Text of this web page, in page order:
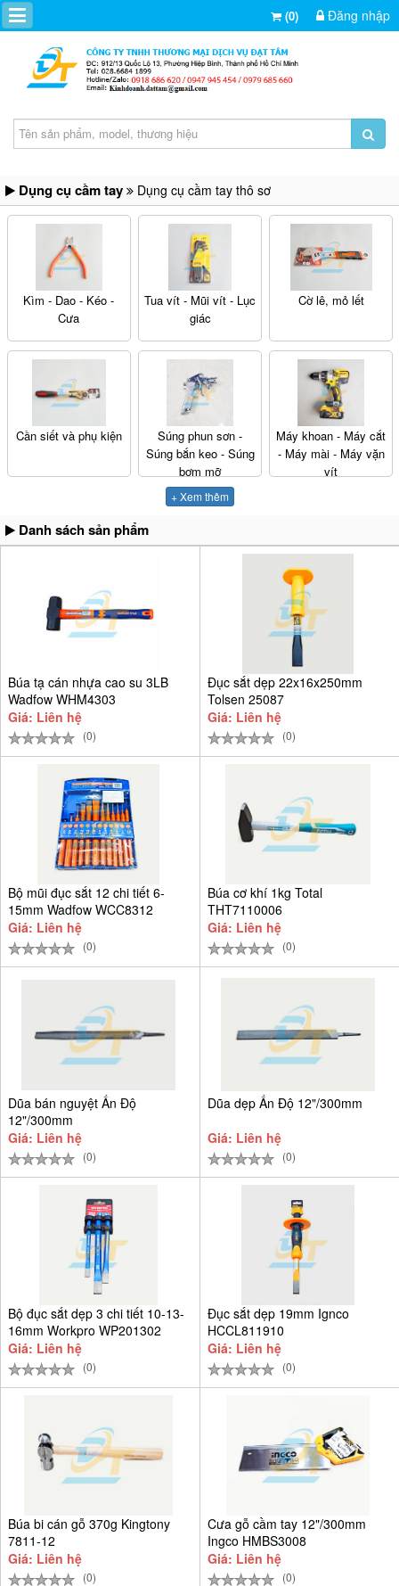
(0) Đăng nhập
Dụng cụ cầm tay Dụng cụ cầm tay thô sơ
Kìm - Dao - Kéo -
Cưa
Tua vít - Mũi vít - Lục
giác
Cờ lê, mỏ lết
Cần siết và phụ kiện
Súng phun sơn -
Súng bắn keo - Súng
bơm mỡ
Máy khoan - Máy cắt
- Máy mài - Máy vặn
vít
+ Xem thêm
Danh sách sản phẩm
Búa tạ cán nhựa cao su 3LB
Wadfow WHM4303
Giá: Liên hệ
(0)
Đục sắt dẹp 22x16x250mm
Tolsen 25087
Giá: Liên hệ
(0)
Bộ mũi đục sắt 12 chi tiết 6-
15mm Wadfow WCC8312
Giá: Liên hệ
(0)
Búa cơ khí 1kg Total
THT7110006
Giá: Liên hệ
(0)
Dũa bán nguyệt Ấn Độ
12"/300mm
Giá: Liên hệ
(0)
Dũa dẹp Ấn Độ 12"/300mm
Giá: Liên hệ
(0)
Bộ đục sắt dẹp 3 chi tiết 10-13-
16mm Workpro WP201302
Giá: Liên hệ
(0)
Đục sắt dẹp 19mm Ignco
HCCL811910
Giá: Liên hệ
(0)
Búa bi cán gỗ 370g Kingtony
7811-12
Giá: Liên hệ
(0)
Cưa gỗ cầm tay 12"/300mm
Ingco HMBS3008
Giá: Liên hệ
(0)